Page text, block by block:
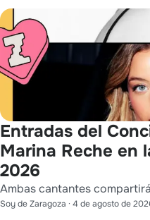
Entradas del
Marina Reche en
2026
Ambas cantantes
Soy de Zaragoza · 4 de agosto de